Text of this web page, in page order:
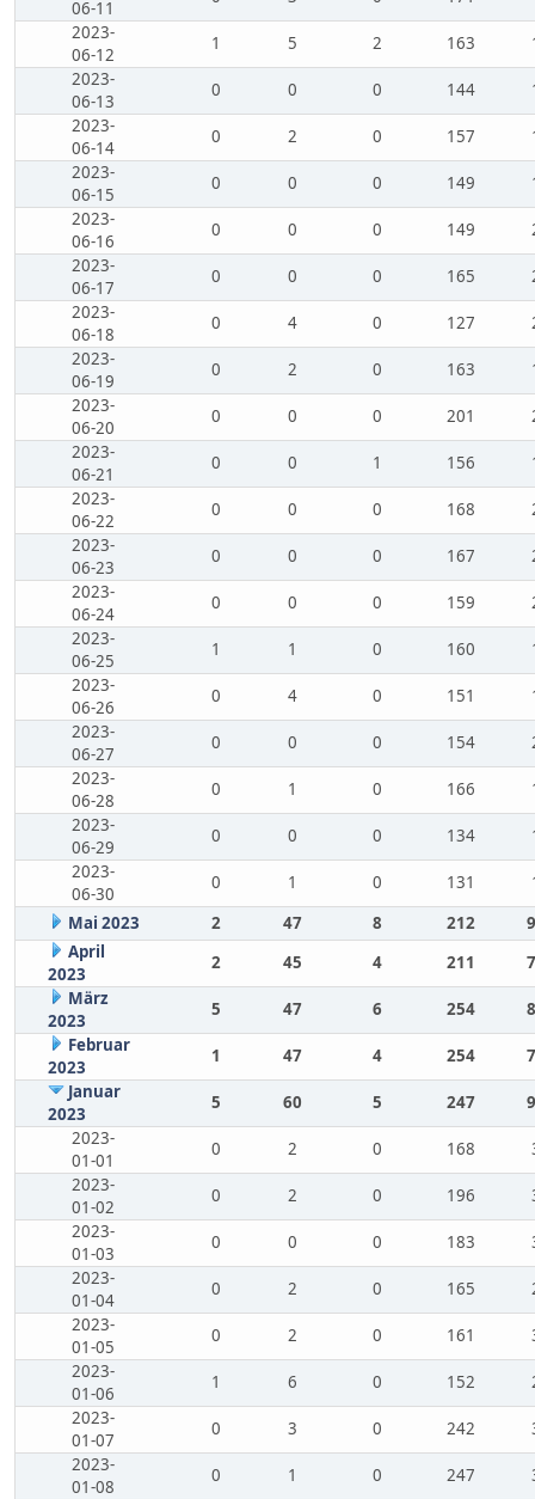
06-11
2023-
06-12
1 5 2 163
2023-
06-13
0 0 0 144
2023-
06-14
0 2 0 157
2023-
06-15
0 0 0 149
2023-
06-16
0 0 0 149
2023-
06-17
0 0 0 165
2023-
06-18
0 4 0 127
2023-
06-19
0 2 0 163
2023-
06-20
0 0 0 201
2023-
06-21
0 0 1 156
2023-
06-22
0 0 0 168
2023-
06-23
0 0 0 167
2023-
06-24
0 0 0 159
2023-
06-25
1 1 0 160
2023-
06-26
0 4 0 151
2023-
06-27
0 0 0 154
2023-
06-28
0 1 0 166
2023-
06-29
0 0 0 134
2023-
06-30
0 1 0 131
Mai 2023
2 47 8 212
April
2023
2 45 4 211
März
2023
5 47 6 254
Februar
2023
1 47 4 254
Januar
2023
5 60 5 247
2023-
01-01
0 2 0 168
2023-
01-02
0 2 0 196
2023-
01-03
0 0 0 183
2023-
01-04
0 2 0 165
2023-
01-05
0 2 0 161
2023-
01-06
1 6 0 152
2023-
01-07
0 3 0 242
2023-
01-08
0 1 0 247